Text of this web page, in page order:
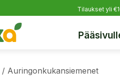
Tilaukset yli
/ Auringonkukansiemenet